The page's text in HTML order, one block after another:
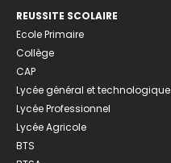
REUSSITE SCOLAIRE
Ecole Primaire
Collège
CAP
Lycée général et technologique
Lycée Professionnel
Lycée Agricole
BTS